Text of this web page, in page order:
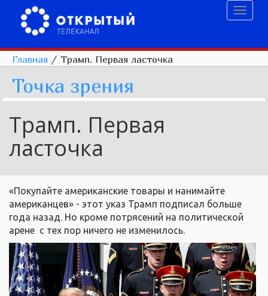
Главная / Трамп. Первая ласточка
Точка зрения
Трамп. Первая
ласточка
«Покупайте американские товары и нанимайте
американцев» - этот указ Трамп подписал больше
года назад. Но кроме потрясений на политической
арене с тех пор ничего не изменилось.